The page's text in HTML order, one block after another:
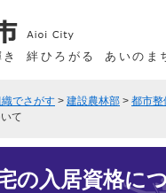
絆ひろがる あいのま
でさがす > 建設農林部 > 都市整
て
の入居資格に